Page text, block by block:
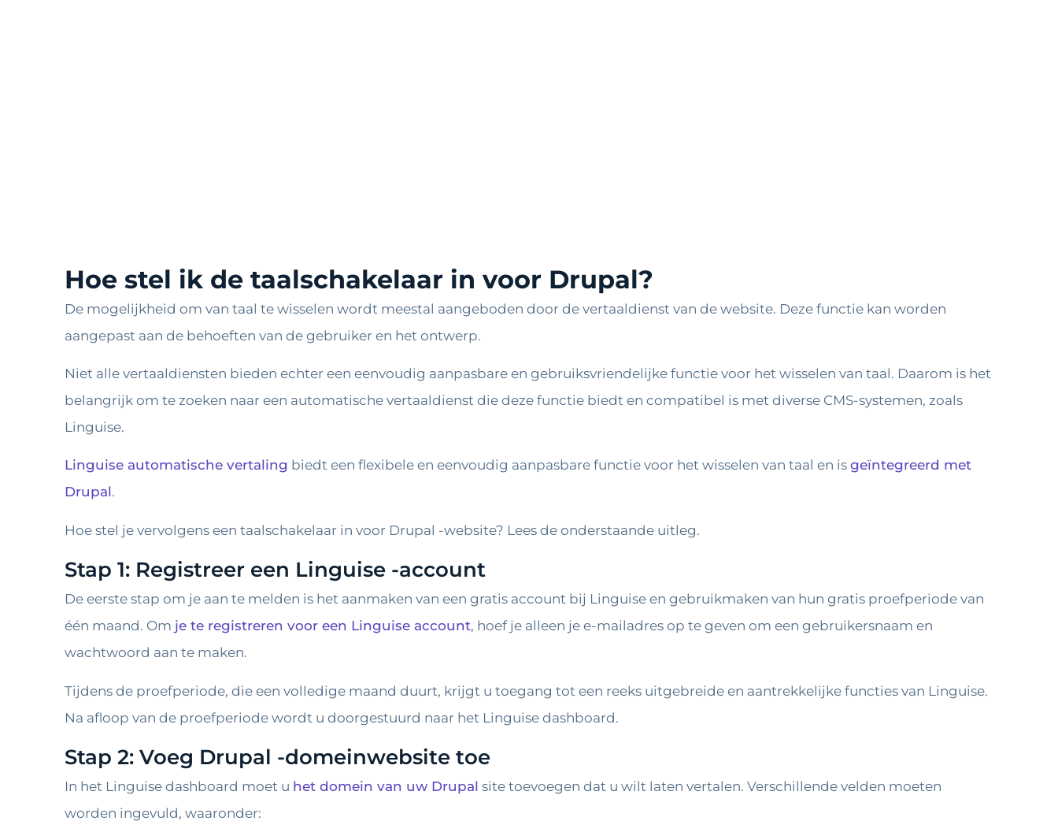
Hoe stel ik de taalschakelaar in voor Drupal?
De mogelijkheid om van taal te wisselen wordt meestal aangeboden door de vertaaldienst van de website. Deze functie kan worden
aangepast aan de behoeften van de gebruiker en het ontwerp.
Niet alle vertaaldiensten bieden echter een eenvoudig aanpasbare en gebruiksvriendelijke functie voor het wisselen van taal. Daarom is het
belangrijk om te zoeken naar een automatische vertaaldienst die deze functie biedt en compatibel is met diverse CMS-systemen, zoals
Linguise.
Linguise automatische vertaling biedt een flexibele en eenvoudig aanpasbare functie voor het wisselen van taal en is geïntegreerd met
Drupal.
Hoe stel je vervolgens een taalschakelaar in voor Drupal -website? Lees de onderstaande uitleg.
Stap 1: Registreer een Linguise -account
De eerste stap om je aan te melden is het aanmaken van een gratis account bij Linguise en gebruikmaken van hun gratis proefperiode van
één maand. Om je te registreren voor een Linguise account, hoef je alleen je e-mailadres op te geven om een ​​gebruikersnaam en
wachtwoord aan te maken.
Tijdens de proefperiode, die een volledige maand duurt, krijgt u toegang tot een reeks uitgebreide en aantrekkelijke functies van Linguise.
Na afloop van de proefperiode wordt u doorgestuurd naar het Linguise dashboard.
Stap 2: Voeg Drupal -domeinwebsite toe
In het Linguise dashboard moet u het domein van uw Drupal site toevoegen dat u wilt laten vertalen. Verschillende velden moeten
worden ingevuld, waaronder: